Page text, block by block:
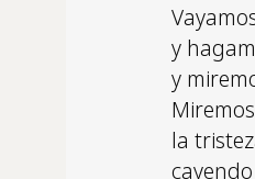
y
y
Miremos
la